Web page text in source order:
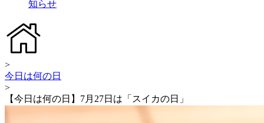
知らせ
>
今日は何の日
>
【今日は何の日】7月27日は「スイカの日」